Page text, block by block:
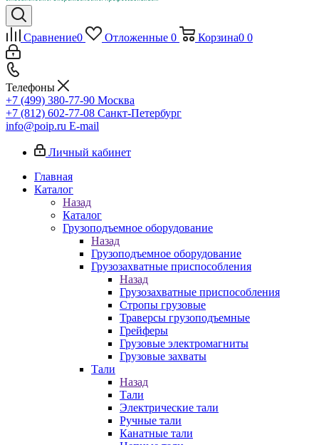
Сравнение0 Отложенные 0 Корзина0 0
Телефоны
+7 (499) 380-77-90 Москва
+7 (812) 602-77-08 Санкт-Петербург
info@poip.ru E-mail
Личный кабинет
Главная
Каталог
Назад
Каталог
Грузоподъемное оборудование
Назад
Грузоподъемное оборудование
Грузозахватные приспособления
Назад
Грузозахватные приспособления
Стропы грузовые
Траверсы грузоподъемные
Грейферы
Грузовые электромагниты
Грузовые захваты
Тали
Назад
Тали
Электрические тали
Ручные тали
Канатные тали